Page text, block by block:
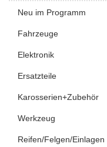
Neu im Programm
Fahrzeuge
Elektronik
Ersatzteile
Karosserien+Zubehör
Werkzeug
Reifen/Felgen/Einlagen